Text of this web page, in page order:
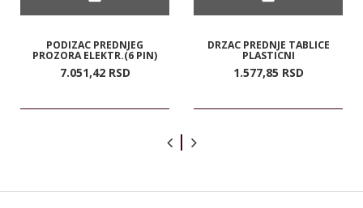
PODIZAC PREDNJEG
PROZORA ELEKTR.(6 PIN)
7.051,42 RSD
DRZAC PREDNJE TABLICE
PLASTICNI
1.577,85 RSD